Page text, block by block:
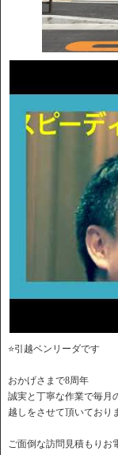
⭐️引越ベンリーダです
おかげさまで8周年
誠実と丁寧な作業で毎月
越しをさせて頂いており
ご面倒な訪問見積もり